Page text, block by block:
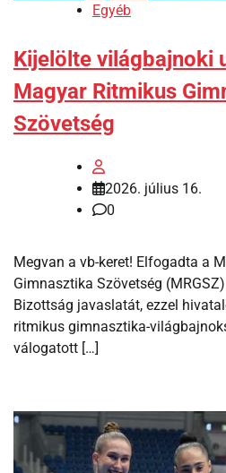
Egyéb
Kijelölte világbajnoki
Magyar Ritmikus
Szövetség
2026. július 16.
0
Megvan a vb-keret! Elfogadta a
Gimnasztika Szövetség
Bizottság javaslatát, ezzel
ritmikus gimnasztika-
válogatott […]